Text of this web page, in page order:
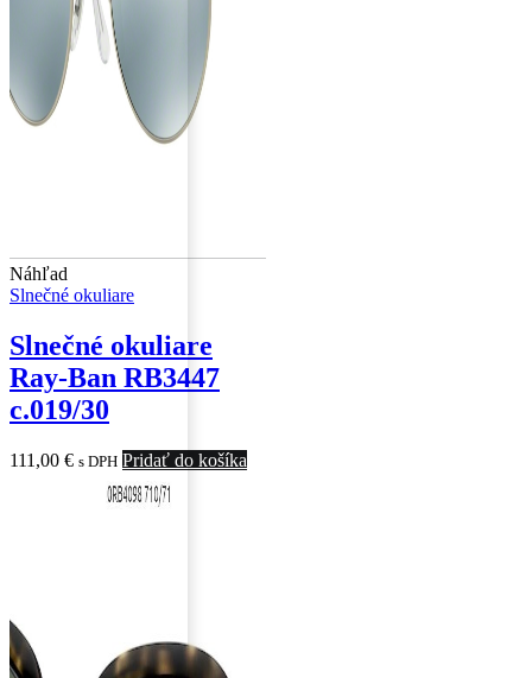
Náhľad
Slnečné okuliare
Slnečné okuliare
Ray-Ban RB3447
c.019/30
111,00 € s DPH Pridať do košíka